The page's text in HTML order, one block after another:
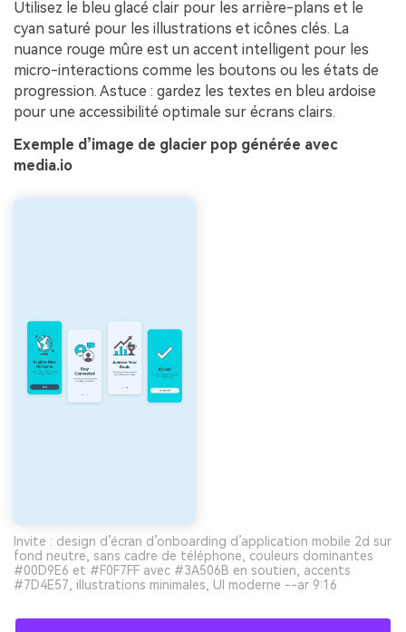
Utilisez le bleu glacé clair pour les arrière-plans et le
cyan saturé pour les illustrations et icônes clés. La
nuance rouge mûre est un accent intelligent pour les
micro-interactions comme les boutons ou les états de
progression. Astuce : gardez les textes en bleu ardoise
pour une accessibilité optimale sur écrans clairs.
Exemple d’image de glacier pop générée avec
media.io
Invite : design d’écran d’onboarding d’application mobile 2d sur
fond neutre, sans cadre de téléphone, couleurs dominantes
#00D9E6 et #F0F7FF avec #3A506B en soutien, accents
#7D4E57, illustrations minimales, UI moderne --ar 9:16